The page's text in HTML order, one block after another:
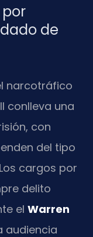
de
narcotráfico
conlleva una
con
del tipo
cargos por
delito
el Warren
audiencia